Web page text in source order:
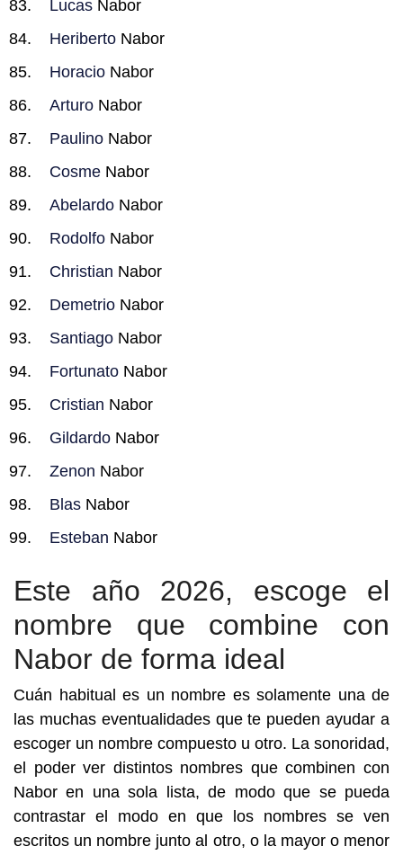
Lucas Nabor
Heriberto Nabor
Horacio Nabor
Arturo Nabor
Paulino Nabor
Cosme Nabor
Abelardo Nabor
Rodolfo Nabor
Christian Nabor
Demetrio Nabor
Santiago Nabor
Fortunato Nabor
Cristian Nabor
Gildardo Nabor
Zenon Nabor
Blas Nabor
Esteban Nabor
Este año 2026, escoge el
nombre que combine con
Nabor de forma ideal
Cuán habitual es un nombre es solamente una de
las muchas eventualidades que te pueden ayudar a
escoger un nombre compuesto u otro. La sonoridad,
el poder ver distintos nombres que combinen con
Nabor en una sola lista, de modo que se pueda
contrastar el modo en que los nombres se ven
escritos un nombre junto al otro, o la mayor o menor